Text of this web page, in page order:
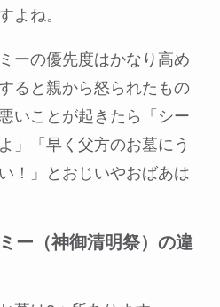
よね。
ーの優先度はかなり高め
ると親から怒られた もの
いことが起きたら「シー
」「早く父方のお墓にう
！」とおじいやおばあは
ー（神御清明祭）の違